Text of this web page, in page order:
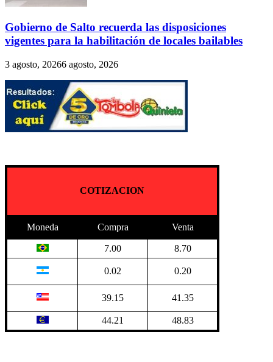
Gobierno de Salto recuerda las disposiciones
vigentes para la habilitación de locales bailables
3 agosto, 20266 agosto, 2026
COTIZACION
Moneda Compra Venta
7.00 8.70
0.02 0.20
39.15 41.35
44.21 48.83